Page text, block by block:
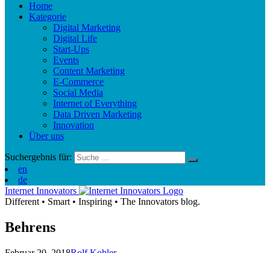
Home
Kategorie
Digital Marketing
Digital Life
Start-Ups
Events
Content Marketing
E-Commerce
Social Media
Internet of Everything
Data Driven Marketing
Innovation
Über uns
Suchergebnis für:
en
de
Internet Innovators
Different • Smart • Inspiring • The Innovators blog.
Behrens